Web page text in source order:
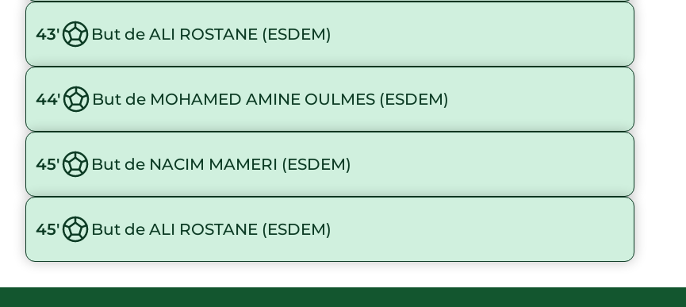
43' But de ALI ROSTANE (ESDEM)
44' But de MOHAMED AMINE OULMES (ESDEM)
45' But de NACIM MAMERI (ESDEM)
45' But de ALI ROSTANE (ESDEM)